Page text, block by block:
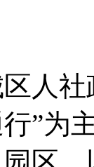
社
”为